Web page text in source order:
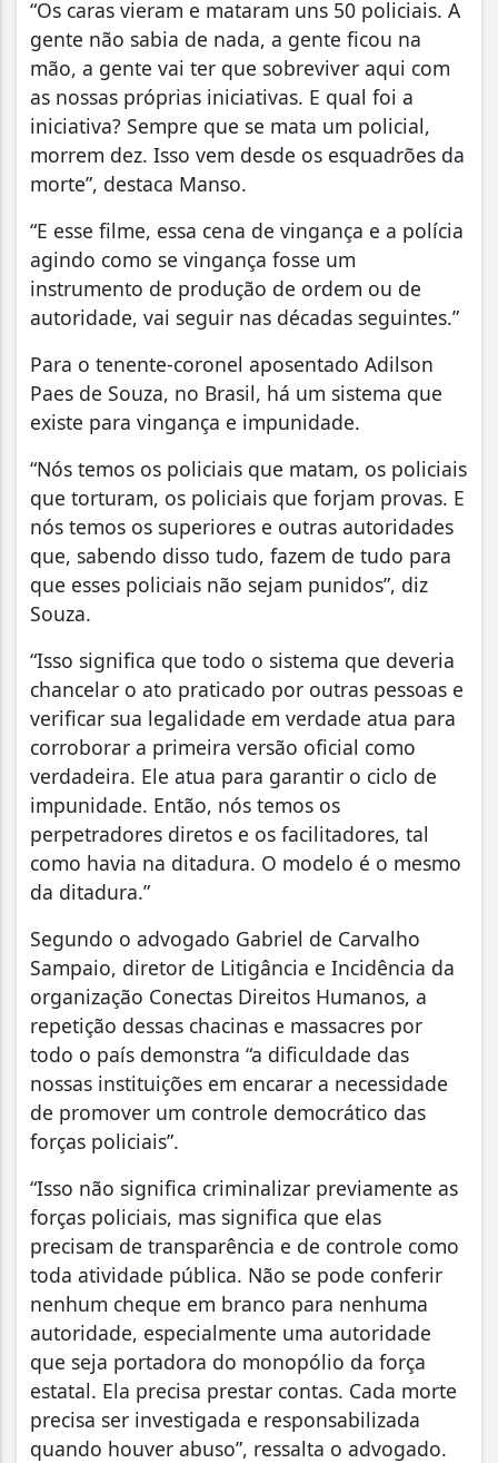
“Os caras vieram e mataram uns 50 policiais. A
gente não sabia de nada, a gente ficou na
mão, a gente vai ter que sobreviver aqui com
as nossas próprias iniciativas. E qual foi a
iniciativa? Sempre que se mata um policial,
morrem dez. Isso vem desde os esquadrões da
morte”, destaca Manso.
“E esse filme, essa cena de vingança e a polícia
agindo como se vingança fosse um
instrumento de produção de ordem ou de
autoridade, vai seguir nas décadas seguintes.”
Para o tenente-coronel aposentado Adilson
Paes de Souza, no Brasil, há um sistema que
existe para vingança e impunidade.
“Nós temos os policiais que matam, os policiais
que torturam, os policiais que forjam provas. E
nós temos os superiores e outras autoridades
que, sabendo disso tudo, fazem de tudo para
que esses policiais não sejam punidos”, diz
Souza.
“Isso significa que todo o sistema que deveria
chancelar o ato praticado por outras pessoas e
verificar sua legalidade em verdade atua para
corroborar a primeira versão oficial como
verdadeira. Ele atua para garantir o ciclo de
impunidade. Então, nós temos os
perpetradores diretos e os facilitadores, tal
como havia na ditadura. O modelo é o mesmo
da ditadura.”
Segundo o advogado Gabriel de Carvalho
Sampaio, diretor de Litigância e Incidência da
organização Conectas Direitos Humanos, a
repetição dessas chacinas e massacres por
todo o país demonstra “a dificuldade das
nossas instituições em encarar a necessidade
de promover um controle democrático das
forças policiais”.
“Isso não significa criminalizar previamente as
forças policiais, mas significa que elas
precisam de transparência e de controle como
toda atividade pública. Não se pode conferir
nenhum cheque em branco para nenhuma
autoridade, especialmente uma autoridade
que seja portadora do monopólio da força
estatal. Ela precisa prestar contas. Cada morte
precisa ser investigada e responsabilizada
quando houver abuso”, ressalta o advogado.